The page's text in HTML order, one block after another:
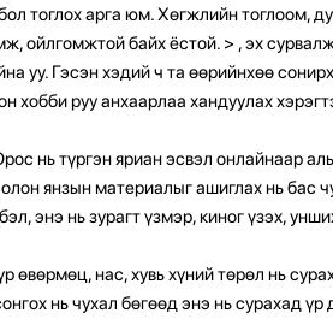
тоглох арга юм. Хөгжлийн тоглоом,
ойлгомжтой байх ёстой. > , эх
уу. Гэсэн хэдий ч та өөрийнхөө
хобби руу анхаарлаа хандуулах
нь түргэн яриан эсвэл онлайнаар
янзын материалыг ашиглах нь бас
энэ нь зурагт үзмэр, киног үзэх,
нас, хувь хүний ​​төрөл нь
нь чухал бөгөөд энэ нь сурахад үр